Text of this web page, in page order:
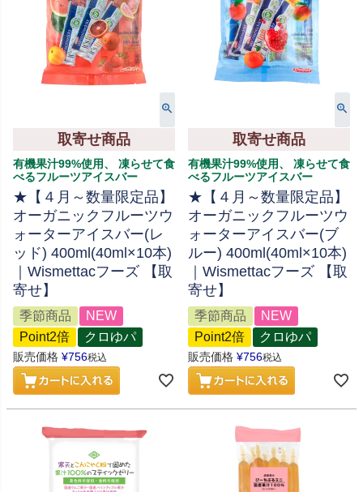
取寄せ商品
有機果汁99%使用、 凍らせて食
べるフルーツアイスバー
★【４月～数量限定品】
オーガニックフルーツウ
ォーターアイスバー(レ
ッド) 400ml(40ml×10本)
｜Wismettacフーズ 【取
寄せ】
季節商品
NEW
Point2倍
クロゆパ
販売価格 ¥756税込
取寄せ商品
有機果汁99%使用、 凍らせて食
べるフルーツアイスバー
★【４月～数量限定品】
オーガニックフルーツウ
ォーターアイスバー(ブ
ルー) 400ml(40ml×10本)
｜Wismettacフーズ 【取
寄せ】
季節商品
NEW
Point2倍
クロゆパ
販売価格 ¥756税込